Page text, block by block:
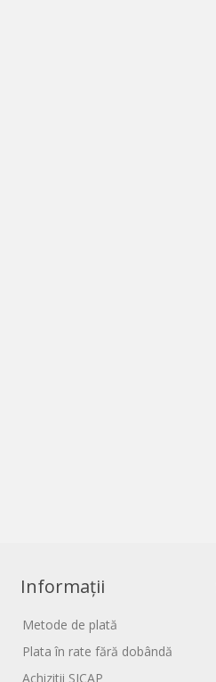
Informații
Metode de plată
Plata în rate fără dobândă
Achizitii SICAP